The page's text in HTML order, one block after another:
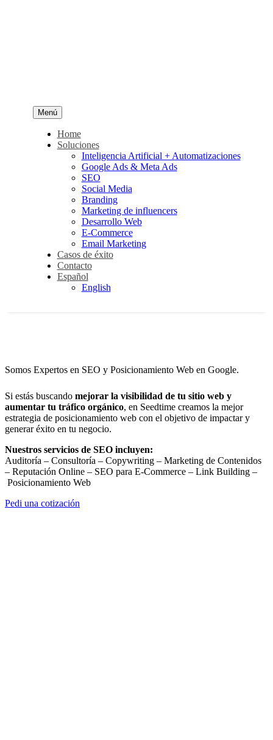
Menú
Home
Soluciones
Inteligencia Artificial + Automatizaciones
Google Ads & Meta Ads
SEO
Social Media
Branding
Marketing de influencers
Desarrollo Web
E-Commerce
Email Marketing
Casos de éxito
Contacto
Español
English
Somos Expertos en SEO y Posicionamiento Web en Google.
Si estás buscando mejorar la visibilidad de tu sitio web y
aumentar tu tráfico orgánico, en Seedtime creamos la mejor
estrategia de posicionamiento web con el objetivo de impactar y
generar éxito en tu negocio.
Nuestros servicios de SEO incluyen:
Auditoría – Consultoría – Copywriting – Marketing de Contenidos
– Reputación Online – SEO para E-Commerce – Link Building –
Posicionamiento Web
Pedi una cotización